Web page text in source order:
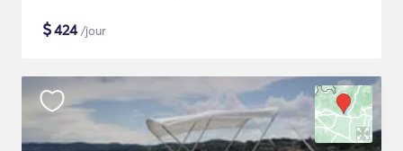
$424/jour